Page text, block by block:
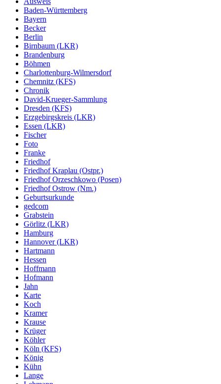
Baden-Württemberg
Bayern
Becker
Berlin
Birnbaum (LKR)
Brandenburg
Böhmen
Charlottenburg-Wilmersdorf
Chemnitz (KFS)
Chronik
David-Krueger-Sammlung
Dresden (KFS)
Erzgebirgskreis (LKR)
Essen (LKR)
Fischer
Foto
Franke
Friedhof
Friedhof Kraplau (Ostpr.)
Friedhof Orzeschkowo (Posen)
Friedhof Ostrow (Nm.)
Geburtsurkunde
gedcom
Grabstein
Görlitz (LKR)
Hamburg
Hannover (LKR)
Hartmann
Hessen
Hoffmann
Hofmann
Jahn
Karte
Koch
Kramer
Krause
Krüger
Köhler
Köln (KFS)
König
Kühn
Lange